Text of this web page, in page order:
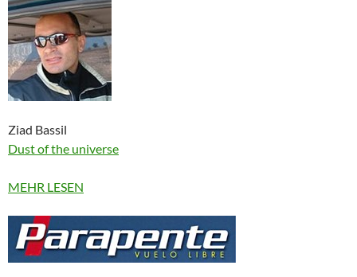
Ziad Bassil
Dust of the universe
MEHR LESEN